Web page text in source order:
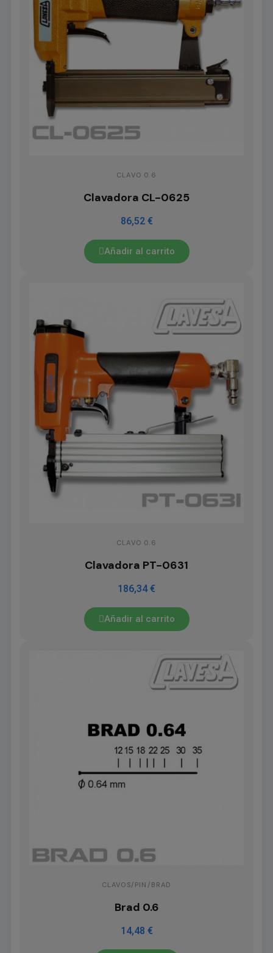
CLAVO 0.6
Clavadora CL-0625
86,52 €
Añadir al carrito
CLAVO 0.6
Clavadora PT-0631
186,34 €
Añadir al carrito
CLAVOS/PIN/BRAD
Brad 0.6
14,48 €